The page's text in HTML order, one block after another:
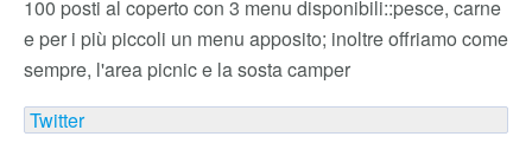
100 posti al coperto con 3 menu disponibili::pesce, carne
e per i più piccoli un menu apposito; inoltre offriamo come
sempre, l'area picnic e la sosta camper
Twitter